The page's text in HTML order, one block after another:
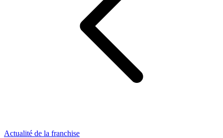
Actualité de la franchise